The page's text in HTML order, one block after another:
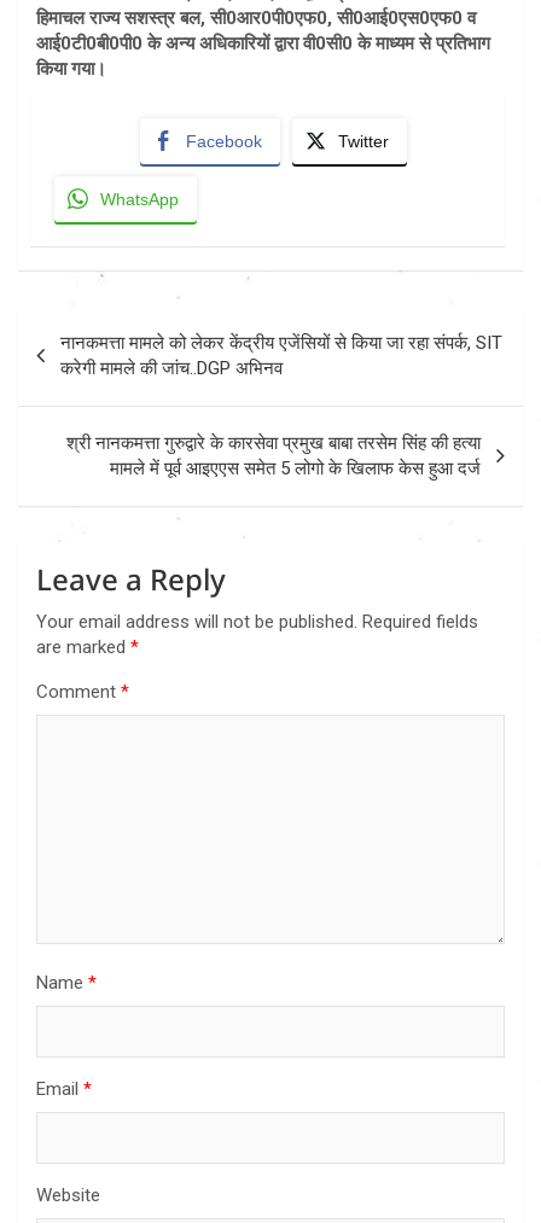
हिमाचल राज्य सशस्त्र बल, सी0आर0पी0एफ0, सी0आई0एस0एफ0 व
आई0टी0बी0पी0 के अन्य अधिकारियों द्वारा वी0सी0 के माध्यम से प्रतिभाग
किया गया।
Facebook Twitter
WhatsApp
navigation
नानकमत्ता मामले को लेकर केंद्रीय एजेंसियों से किया जा रहा संपर्क, SIT
करेगी मामले की जांच..DGP अभिनव
श्री नानकमत्ता गुरुद्वारे के कारसेवा प्रमुख बाबा तरसेम सिंह की हत्या
मामले में पूर्व आइएएस समेत 5 लोगो के खिलाफ केस हुआ दर्ज
Leave a Reply
Your email address will not be published. Required fields
are marked *
Comment *
Name *
Email *
Website